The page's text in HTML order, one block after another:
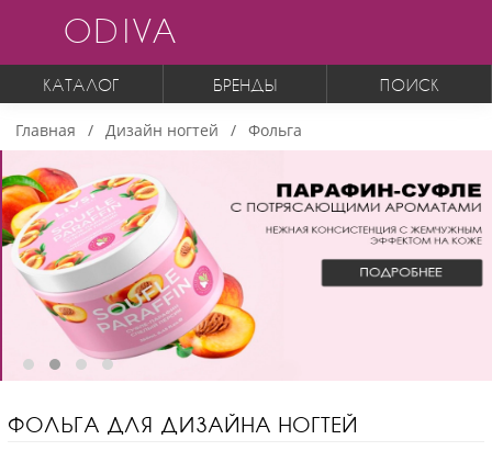
ODIVA
КАТАЛОГ БРЕНДЫ ПОИСК
Главная Дизайн ногтей Фольга
ФОЛЬГА ДЛЯ ДИЗАЙНА НОГТЕЙ